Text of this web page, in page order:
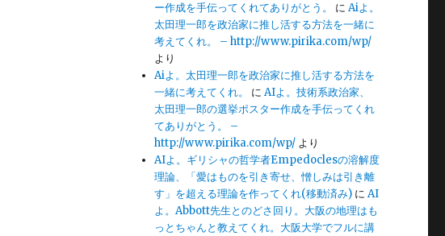
ー作成を手伝ってくれてありがとう。
にAiよ。
太田理一郎を政治家に推し活する方法を一緒に
考えてくれ。 – http://www.pirika.com/wp/
より
Aiよ。太田理一郎を政治家に推し活する方法を
一緒に考えてくれ。
にAIよ。技術系政治家、
太田理一郎の選挙ポスター作成を手伝ってくれ
てありがとう。 –
http://www.pirika.com/wp/ より
AIよ。ギリシャの哲学者Empedoclesの溶解度
理論、「愛はものを引き寄せ、憎しみは引き離
す」を超える理論を作ってくれ(移動済み) にAI
よ。Abbott先生とのどさ回り。大阪の地理はも
っとちゃんと教えてくれ。大阪大学でフルに講